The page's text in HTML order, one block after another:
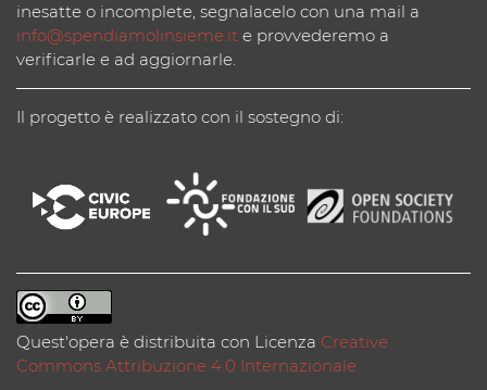
inesatte o incomplete, segnalacelo con una mail a
info@spendiamolinsieme.it e provvederemo a
verificarle e ad aggiornarle.
Il progetto è realizzato con il sostegno di:
Quest'opera è distribuita con Licenza Creative
Commons Attribuzione 4.0 Internazionale